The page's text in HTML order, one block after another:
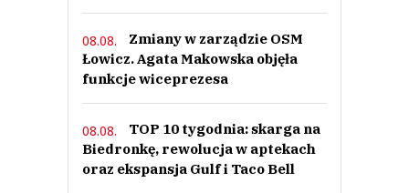
08.08.
Zmiany w zarządzie OSM
Łowicz. Agata Makowska objęła
funkcje wiceprezesa
08.08.
TOP 10 tygodnia: skarga na
Biedronkę, rewolucja w aptekach
oraz ekspansja Gulf i Taco Bell